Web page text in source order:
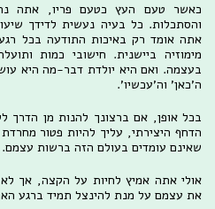
כאשר טעם העץ כטעם פריו, אתה
והסתכלות. כל בעיה נעשית לדידך
אתה אומד רק באיכות התודעה בכל
מימוזיה ביישנית. חישובי כמות
בעצמה. ואם היא יולדת דבר-מה היא
ה'כאן' וה'עכשיו'.
בכל אופן, אם ברצונך להנות מן
הדחף היצירתי, עליך להיות פטור
שאינם עומדים בעולם הזה ברשות עצמם.
אולי אתה אמיץ לחיות על הקצה, אך
את עצמם על מנת להינצל תמיד ברגע